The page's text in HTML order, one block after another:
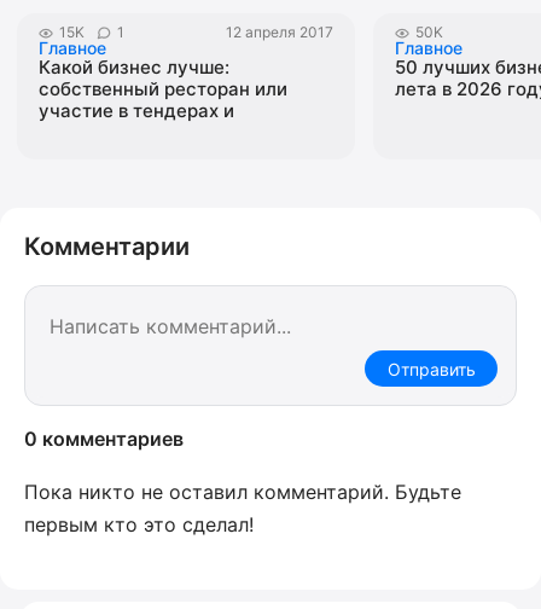
15K 1 12 апреля 2017
Главное
Какой бизнес лучше:
собственный ресторан или
участие в тендерах и
50K
Главное
50 лучших
лета в 2026
Комментарии
Отправить
0 комментариев
Пока никто не оставил комментарий. Будьте
первым кто это сделал!